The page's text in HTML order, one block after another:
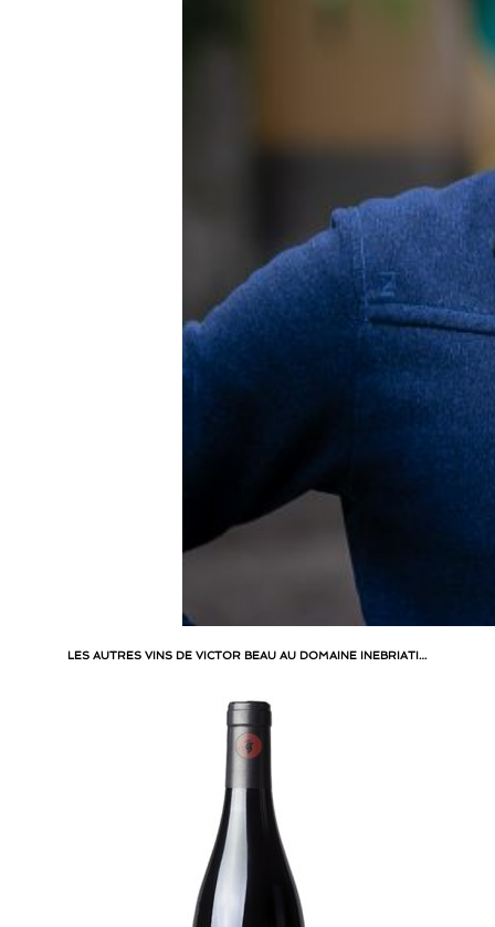
LES AUTRES VINS DE VICTOR BEAU AU DOMAINE INEBRIATI…